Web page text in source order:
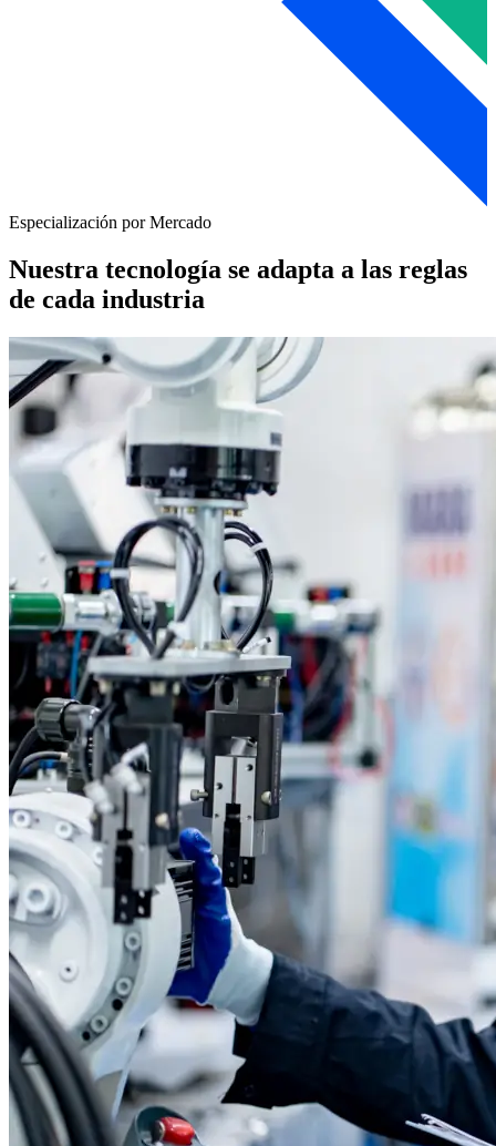
Especialización por Mercado
Nuestra tecnología se adapta a las reglas
de cada industria